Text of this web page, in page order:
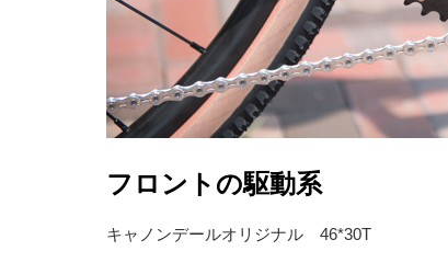
フロントの駆動系
キャノンデールオリジナル 46*30T